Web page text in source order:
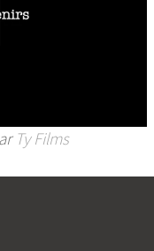
Ty Films